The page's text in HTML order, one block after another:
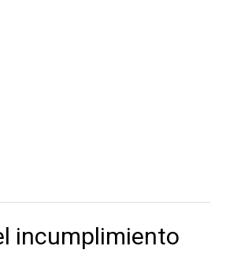
incumplimiento